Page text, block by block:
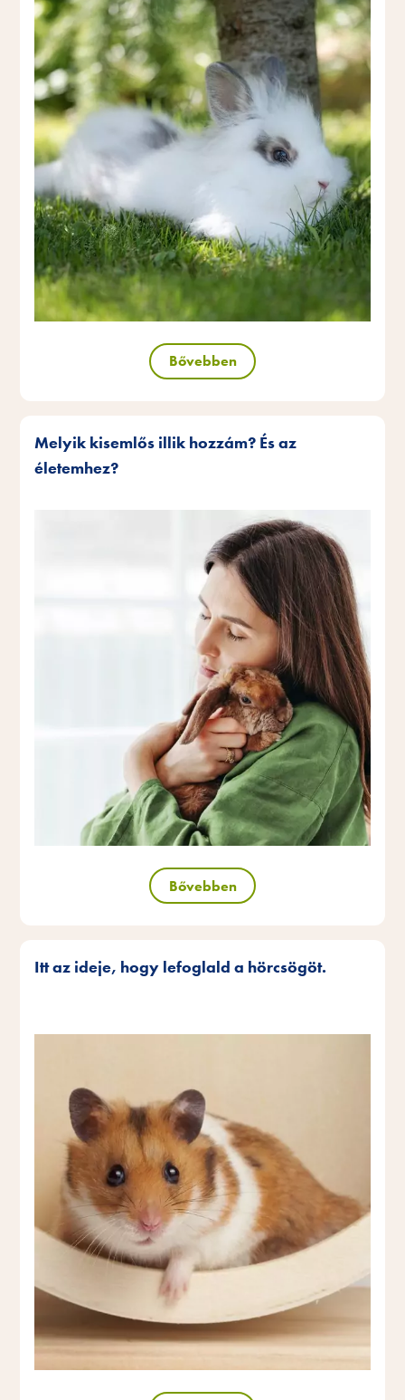
Bővebben
Melyik kisemlős illik hozzám? És az
életemhez?
Bővebben
Itt az ideje, hogy lefoglald a hörcsögöt.